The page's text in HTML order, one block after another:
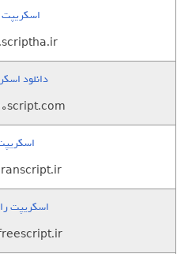
اسکریپت
دانلود
اسکریپت